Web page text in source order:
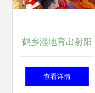
鹤乡湿地育出射阳
大米第一个专有"芯
查看详情